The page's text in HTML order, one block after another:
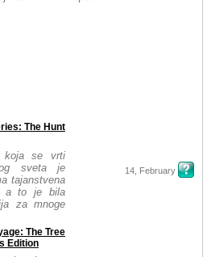
The Hunt
koja se vrti
sveta je
tajanstvena
a to je bila
za mnoge
14, February
The Tree
Edition